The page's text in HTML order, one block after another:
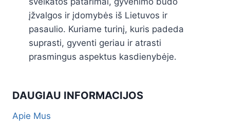
įžvalgos ir įdomybės iš Lietuvos ir
pasaulio. Kuriame turinį, kuris padeda
suprasti, gyventi geriau ir atrasti
prasmingus aspektus kasdienybėje.
DAUGIAU INFORMACIJOS
Apie Mus